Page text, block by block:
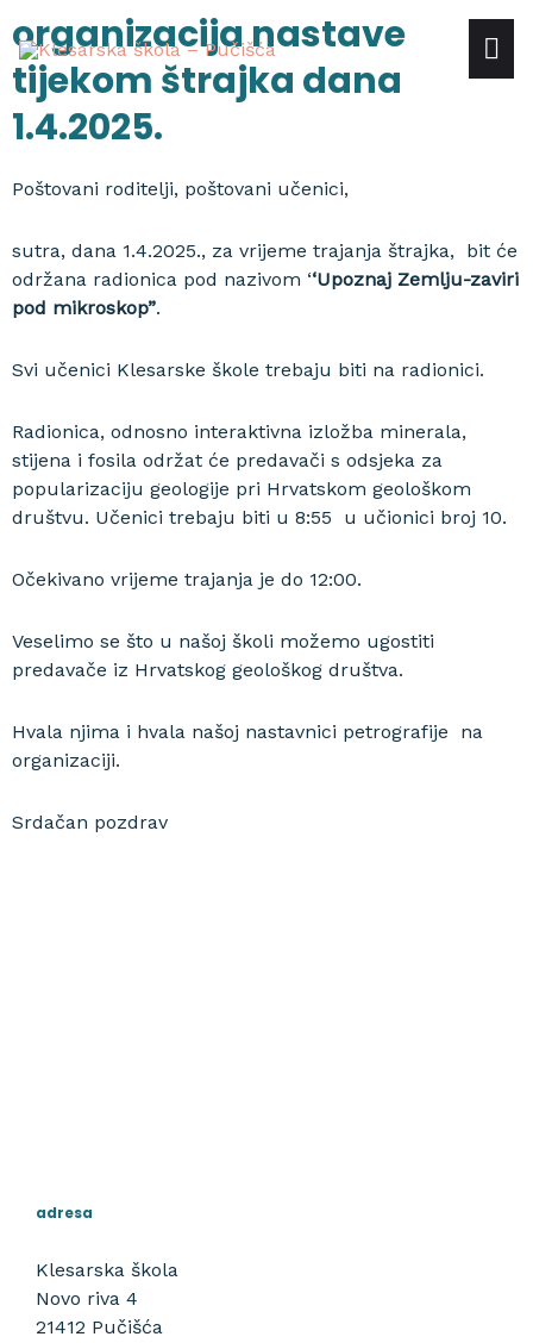
to
content
organizacija nastave
tijekom štrajka dana
1.4.2025.
Poštovani roditelji, poštovani učenici,
sutra, dana 1.4.2025., za vrijeme trajanja štrajka, bit će
održana radionica pod nazivom ‘‘Upoznaj Zemlju-zaviri
pod mikroskop”.
Svi učenici Klesarske škole trebaju biti na radionici.
Radionica, odnosno interaktivna izložba minerala,
stijena i fosila održat će predavači s odsjeka za
popularizaciju geologije pri Hrvatskom geološkom
društvu. Učenici trebaju biti u 8:55 u učionici broj 10.
Očekivano vrijeme trajanja je do 12:00.
Veselimo se što u našoj školi možemo ugostiti
predavače iz Hrvatskog geološkog društva.
Hvala njima i hvala našoj nastavnici petrografije na
organizaciji.
Srdačan pozdrav
adresa
Klesarska škola
Novo riva 4
21412 Pučišća